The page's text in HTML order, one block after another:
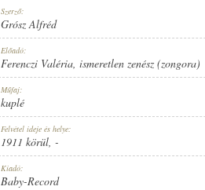
Szerző:
Grósz Alfréd
Előadó:
Ferenczi Valéria, ismeretlen zenész (zongora)
Műfaj:
kuplé
Felvétel ideje és helye:
1911 körül, -
Kiadó:
Baby-Record